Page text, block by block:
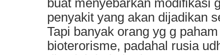
buat menyebarkan modifikasi
penyakit yang akan dijadikan
Tapi banyak orang yg g
bioterorisme, padahal rusia